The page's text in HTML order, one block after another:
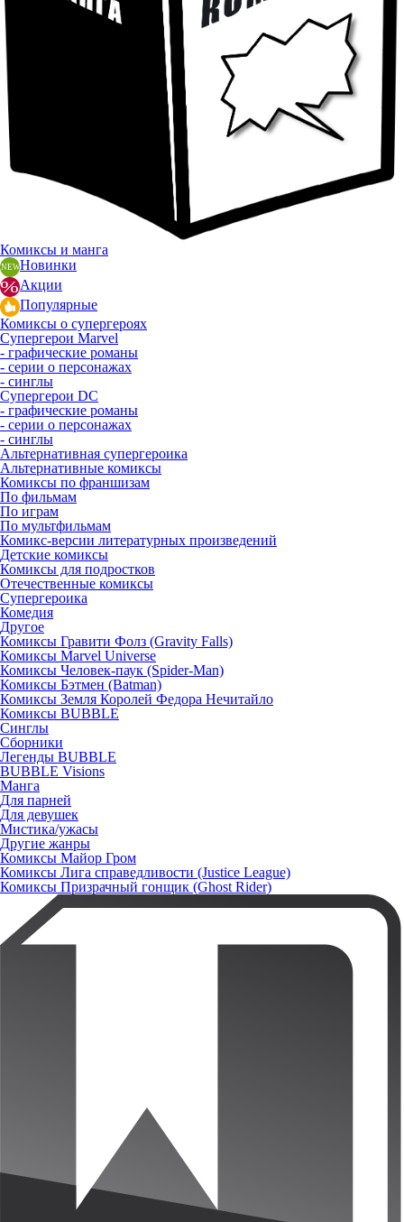
Комиксы и манга
Новинки
Акции
Популярные
Комиксы о супергероях
Супергерои Marvel
- графические романы
- серии о персонажах
- синглы
Супергерои DC
- графические романы
- серии о персонажах
- синглы
Альтернативная супергероика
Альтернативные комиксы
Комиксы по франшизам
По фильмам
По играм
По мультфильмам
Комикс-версии литературных произведений
Детские комиксы
Комиксы для подростков
Отечественные комиксы
Супергероика
Комедия
Другое
Комиксы Гравити Фолз (Gravity Falls)
Комиксы Marvel Universe
Комиксы Человек-паук (Spider-Man)
Комиксы Бэтмен (Batman)
Комиксы Земля Королей Федора Нечитайло
Комиксы BUBBLE
Синглы
Сборники
Легенды BUBBLE
BUBBLE Visions
Манга
Для парней
Для девушек
Мистика/ужасы
Другие жанры
Комиксы Майор Гром
Комиксы Лига справедливости (Justice League)
Комиксы Призрачный гонщик (Ghost Rider)